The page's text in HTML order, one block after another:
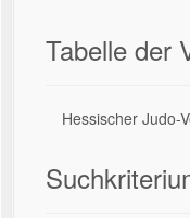
Tabelle der
Hessischer Judo-